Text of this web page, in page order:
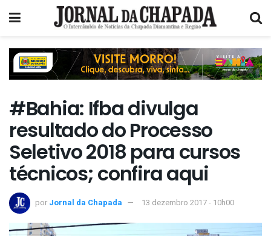
#Bahia: Ifba divulga
resultado do Processo
Seletivo 2018 para cursos
técnicos; confira aqui
por Jornal da Chapada 13 dezembro 2017 - 10h00